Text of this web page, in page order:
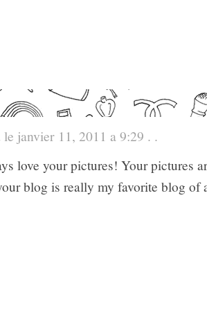
le janvier 11, 2011 a 9:29 . .
love your pictures! Your pictures
blog is really my favorite blog of